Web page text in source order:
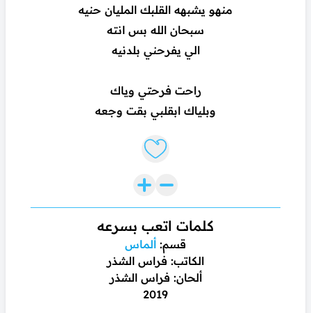
منهو يشبهه القلبك المليان حنيه
سبحان الله بس انته
الي يفرحني بلدنيه
راحت فرحتي وياك
وبلياك ابقلبي بقت وجعه
Like lyrics
كلمات اتعب بسرعه
قسم: ألماس
الكاتب: فراس الشذر
ألحان: فراس الشذر
2019